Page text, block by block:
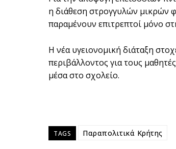
η διάθεση στρογγυλών μικρών
παραμένουν επιτρεπτοί μόνο
Η νέα υγειονομική διάταξη
περιβάλλοντος για τους
μέσα στο σχολείο.
TAGS Παραπολιτικά Κρήτης